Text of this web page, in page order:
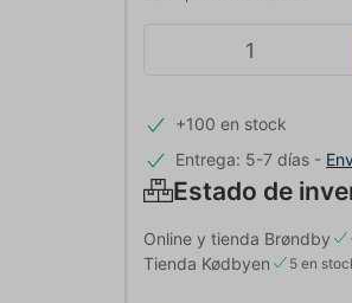
+100 en stock
Entrega: 5-7 días -
Estado de
Online y tienda Brøndby
Tienda Kødbyen 5 en